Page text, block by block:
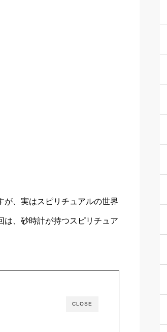
が、実はスピリチュアルの世界
は、砂時計が持つスピリチュア
CLOSE